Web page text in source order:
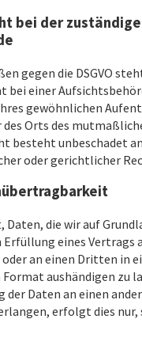
bei der
gegen die DSGVO
bei einer
gewöhnlichen
Orts des
besteht unbeschadet
oder gerichtlicher
Daten, die wir auf
Erfüllung eines
an einen Dritten in
aushändigen zu
Daten an einen
erfolgt dies nur,